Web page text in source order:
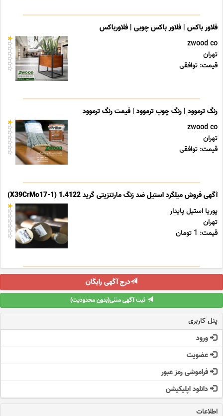
فلاور باکس | فلاور باکس چوبی | فلاورباکس
zwood co
تهران
قیمت: توافقی
رنگ ترموود | رنگ چوب ترموود | قیمت رنگ ترموود
zwood co
تهران
قیمت: توافقی
آگهی فروش میلگرد استیل ضد زنگ مارتنزیتی گرید 1.4122 (X39CrMo17-1)
پوریا استیل پایدار
تهران
قیمت: 1 تومان
درج آگهی رایگان
ثبت آگهی متنی(بدون محدودیت)
پنل کاربری
ورود
عضویت
فراموشی رمز عبور
دانلود اپلیکیشن
اطلاعات